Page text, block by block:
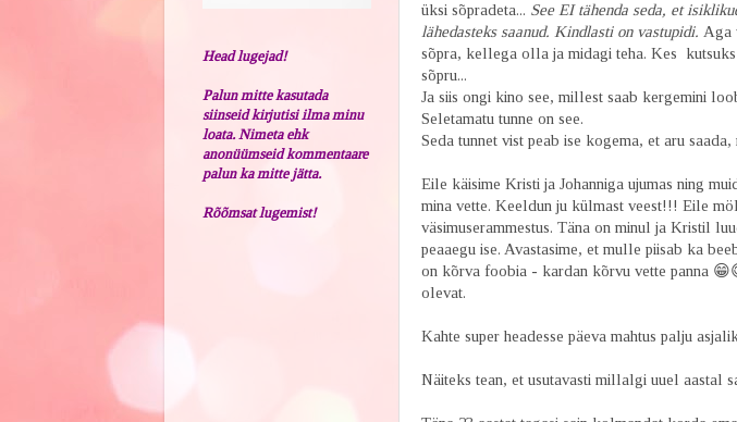
üksi sõpradeta... See EI tähenda seda, et
lähedasteks saanud. Kindlasti on vastupidi. Aga
sõpra, kellega olla ja midagi teha. Kes
sõpru...
Ja siis ongi kino see, millest saab kergemini
Seletamatu tunne on see.
Seda tunnet vist peab ise kogema, et aru
Eile käisime Kristi ja Johanniga ujumas ning
mina vette. Keeldun ju külmast veest!!! Eile
väsimuserammestus. Täna on minul ja Kristil
peaaegu ise. Avastasime, et mulle piisab ka
on kõrva foobia - kardan kõrvu vette panna
olevat.
Kahte super headesse päeva mahtus palju
Näiteks tean, et usutavasti millalgi uuel aastal
Head lugejad!
Palun mitte kasutada
siinseid kirjutisi ilma minu
loata. Nimeta ehk
anonüümseid kommentaare
palun ka mitte jätta.
Rõõmsat lugemist!